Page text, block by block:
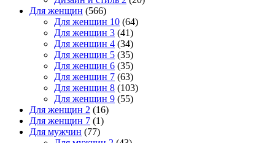
Для женщин (566)
Для женщин 10 (64)
Для женщин 3 (41)
Для женщин 4 (34)
Для женщин 5 (35)
Для женщин 6 (35)
Для женщин 7 (63)
Для женщин 8 (103)
Для женщин 9 (55)
Для женщин 2 (16)
Для женщин 7 (1)
Для мужчин (77)